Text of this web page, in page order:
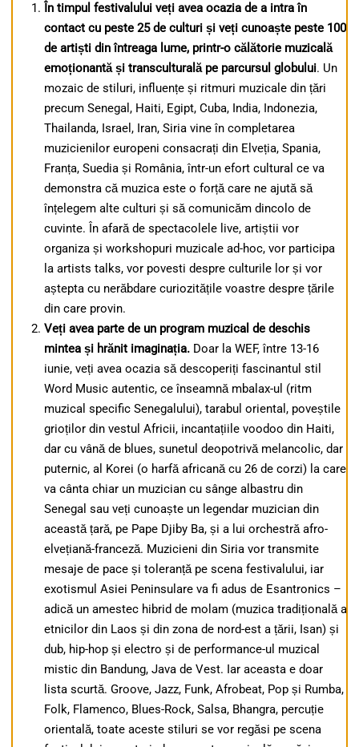
În timpul festivalului veți avea ocazia de a intra în
contact cu peste 25 de culturi și veți cunoaște peste 100
de artiști din întreaga lume, printr-o călătorie muzicală
emoționantă și transculturală pe parcursul globului. Un
mozaic de stiluri, influențe și ritmuri muzicale din țări
precum Senegal, Haiti, Egipt, Cuba, India, Indonezia,
Thailanda, Israel, Iran, Siria vine în completarea
muzicienilor europeni consacrați din Elveția, Spania,
Franța, Suedia și România, într-un efort cultural ce va
demonstra că muzica este o forță care ne ajută să
înțelegem alte culturi și să comunicăm dincolo de
cuvinte. În afară de spectacolele live, artiștii vor
organiza și workshopuri muzicale ad-hoc, vor participa
la artists talks, vor povesti despre culturile lor și vor
aștepta cu nerăbdare curiozitățile voastre despre țările
din care provin.
Veți avea parte de un program muzical de deschis
mintea și hrănit imaginația. Doar la WEF, între 13-16
iunie, veți avea ocazia să descoperiți fascinantul stil
Word Music autentic, ce înseamnă mbalax-ul (ritm
muzical specific Senegalului), tarabul oriental, poveștile
grioților din vestul Africii, incantațiile voodoo din Haiti,
dar cu vână de blues, sunetul deopotrivă melancolic, dar
puternic, al Korei (o harfă africană cu 26 de corzi) la care
va cânta chiar un muzician cu sânge albastru din
Senegal sau veți cunoaște un legendar muzician din
această țară, pe Pape Djiby Ba, și a lui orchestră afro-
elvețiană-franceză. Muzicieni din Siria vor transmite
mesaje de pace și toleranță pe scena festivalului, iar
exotismul Asiei Peninsulare va fi adus de Esantronics –
adică un amestec hibrid de molam (muzica tradițională a
etnicilor din Laos și din zona de nord-est a țării, Isan) și
dub, hip-hop și electro și de performance-ul muzical
mistic din Bandung, Java de Vest. Iar aceasta e doar
lista scurtă. Groove, Jazz, Funk, Afrobeat, Pop și Rumba,
Folk, Flamenco, Blues-Rock, Salsa, Bhangra, percuție
orientală, toate aceste stiluri se vor regăsi pe scena